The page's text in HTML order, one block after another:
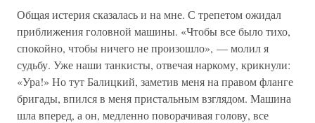
Общая истерия сказалась и на мне. С трепетом ожидал
приближения головной машины. «Чтобы все было тихо,
спокойно, чтобы ничего не произошло», — молил я
судьбу. Уже наши танкисты, отвечая наркому, крикнули:
«Ура!» Но тут Балицкий, заметив меня на правом фланге
бригады, впился в меня пристальным взглядом. Машина
шла вперед, а он, медленно поворачивая голову, все